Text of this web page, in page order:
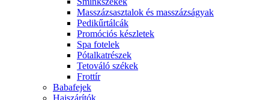
Masszázsasztalok és masszázságyak
Pedikűrtálcák
Promóciós készletek
Spa fotelek
Pótalkatrészek
Tetováló székek
Frottír
Babafejek
Hajszárítók